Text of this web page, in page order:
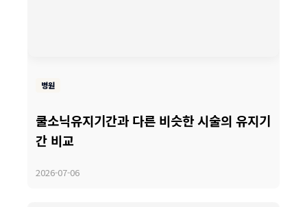
병원
쿨소닉유지기간과 다른 비슷한 시술의 유지기
간 비교
2026-07-06